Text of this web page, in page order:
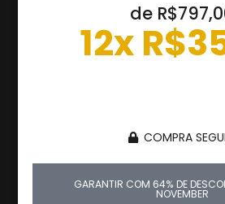
de
12x
COMPRA
GARANTIR COM 64% DE
NOVEMBER